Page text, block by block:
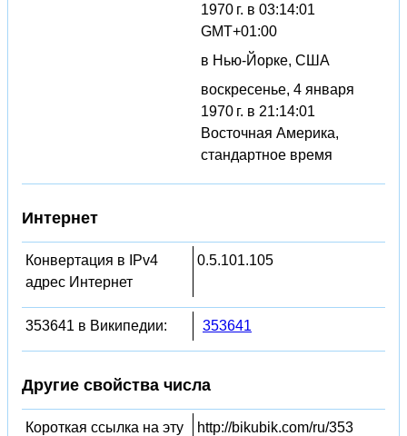
1970 г. в 03:14:01
GMT+01:00
в Нью-Йорке, США
воскресенье, 4 января
1970 г. в 21:14:01
Восточная Америка,
стандартное время
Интернет
Конвертация в IPv4
адрес Интернет
0.5.101.105
353641 в Википедии: 353641
Другие свойства числа
Короткая ссылка на эту
http://bikubik.com/ru/353